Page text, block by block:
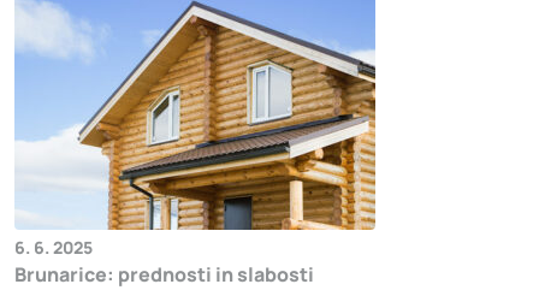
6. 6. 2025
Brunarice: prednosti in slabosti